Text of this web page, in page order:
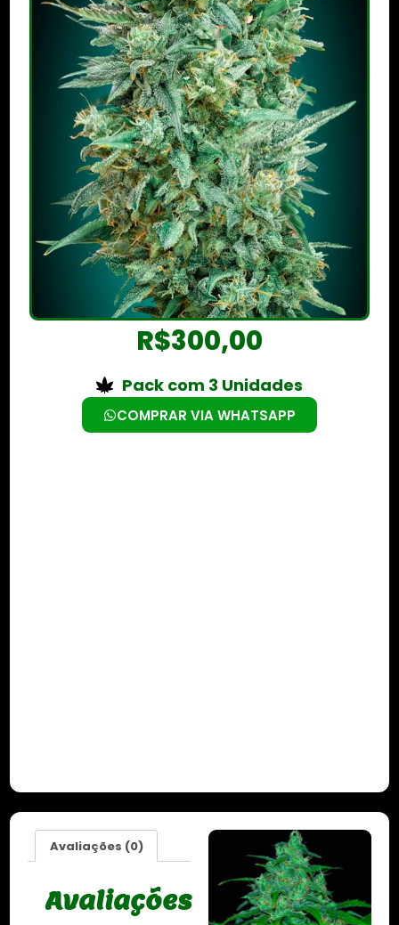
R$300,00
Pack com 3 Unidades
COMPRAR VIA WHATSAPP
Avaliações (0)
Avaliações